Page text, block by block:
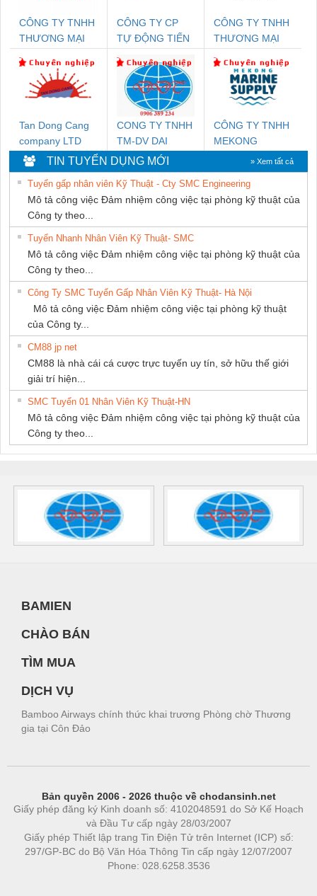
CÔNG TY TNHH
THƯƠNG MẠI
THUẬT ĐIỆN CƠ
GIA HƯNG PHÁT
CÔNG TY CP
TỰ ĐỘNG TIẾN
CÔNG TY TNHH
THƯƠNG MẠI
NAM
Tan Dong Cang
company LTD
CONG TY TNHH
TM-DV DAI
DONG THANH
CÔNG TY TNHH
MEKONG
SUPPLY
TIN TUYỂN DỤNG MỚI » Xem tất cả
Tuyển gấp nhân viên Kỹ Thuật - Cty SMC Engineering
Mô tả công việc Đảm nhiệm công việc tại phòng kỹ thuật của
Công ty theo...
Tuyển Nhanh Nhân Viên Kỹ Thuật- SMC
Mô tả công việc Đảm nhiệm công việc tại phòng kỹ thuật của
Công ty theo...
Công Ty SMC Tuyển Gấp Nhân Viên Kỹ Thuật- Hà Nội
Mô tả công việc Đảm nhiệm công việc tại phòng kỹ thuật
của Công ty...
CM88 jp net
CM88 là nhà cái cá cược trực tuyến uy tín, sở hữu thế giới
giải trí hiện...
SMC Tuyển 01 Nhân Viên Kỹ Thuật-HN
Mô tả công việc Đảm nhiệm công việc tại phòng kỹ thuật của
Công ty theo...
BAMIEN
CHÀO BÁN
TÌM MUA
DỊCH VỤ
Bamboo Airways chính thức khai trương Phòng chờ Thương
gia tại Côn Đảo
Bản quyền 2006 - 2026 thuộc về chodansinh.net
Giấy phép đăng ký Kinh doanh số: 4102048591 do Sở Kế Hoạch
và Đầu Tư cấp ngày 28/03/2007
Giấy phép Thiết lập trang Tin Điện Tử trên Internet (ICP) số:
297/GP-BC do Bộ Văn Hóa Thông Tin cấp ngày 12/07/2007
Phone: 028.6258.3536